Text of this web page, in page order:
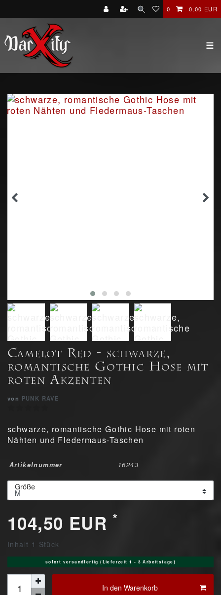
0 0,00 EUR
☰
Camelot Red - schwarze,
romantische Gothic Hose mit
roten Akzenten
von PUNK RAVE
schwarze, romantische Gothic Hose mit roten
Nähten und Fledermaus-Taschen
Artikelnummer 16243
Größe
104,50 EUR*
Inhalt 1 Stück
sofort versandfertig (Lieferzeit 1 - 3 Arbeitstage)
In den Warenkorb